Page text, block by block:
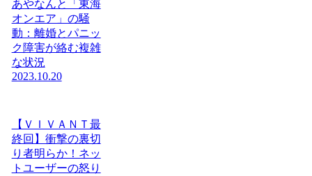
あやなんと「東海
オンエア」の騒
動：離婚とパニッ
ク障害が絡む複雑
な状況
2023.10.20
【ＶＩＶＡＮＴ最
終回】衝撃の裏切
り者明らか！ネッ
トユーザーの怒り